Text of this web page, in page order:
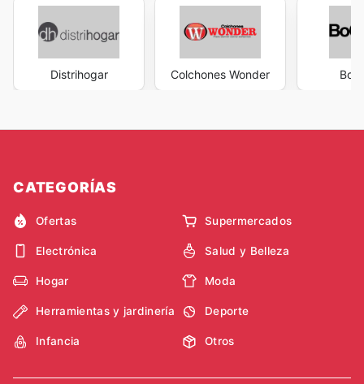
Distrihogar Colchones Wonder
CATEGORÍAS
Ofertas Supermercados
Electrónica Salud y Belleza
Hogar Moda
Herramientas y jardinería Deporte
Infancia Otros